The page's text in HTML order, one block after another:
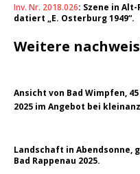
Inv. Nr. 2018.026: Szene in
datiert „E. Osterburg 1949“.
Weitere
Ansicht von Bad Wimpfen,
2025 im Angebot bei
Landschaft in Abendsonne,
Bad Rappenau 2025.